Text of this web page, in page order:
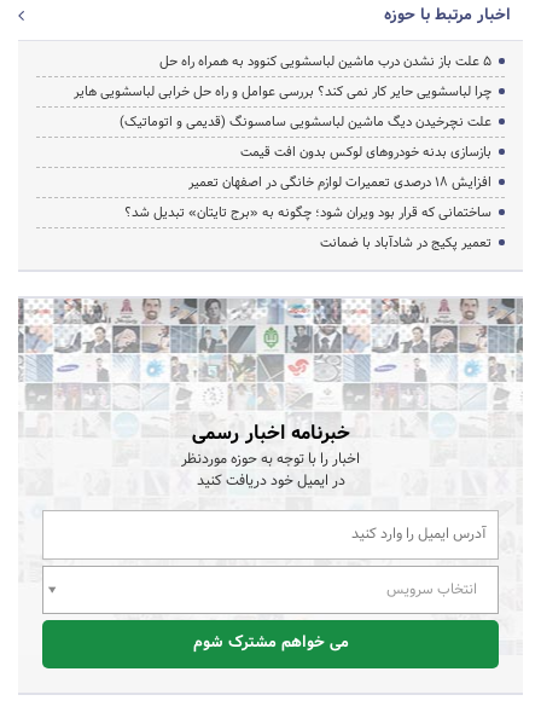
اخبار مرتبط با حوزه
5 علت باز نشدن درب ماشین لباسشویی کنوود به همراه راه حل
چرا لباسشویی حایر کار نمی کند؟ بررسی عوامل و راه حل خرابی لباسشویی هایر
علت نچرخیدن دیگ ماشین لباسشویی سامسونگ (قدیمی و اتوماتیک)
بازسازی بدنه خودروهای لوکس بدون افت قیمت
افزایش ۱۸ درصدی تعمیرات لوازم خانگی در اصفهان تعمیر
ساختمانی که قرار بود ویران شود؛ چگونه به «برج تایتان» تبدیل شد؟
تعمیر پکیج در شادآباد با ضمانت
خبرنامه اخبار رسمی
اخبار را با توجه به حوزه موردنظر
در ایمیل خود دریافت کنید
انتخاب سرویس
می خواهم مشترک شوم